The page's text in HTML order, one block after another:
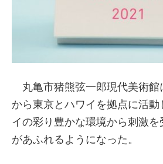
丸亀市猪熊弦一郎現代美術館
から東京とハワイを拠点に活動
イの彩り豊かな環境から刺激
があふれるようになった。